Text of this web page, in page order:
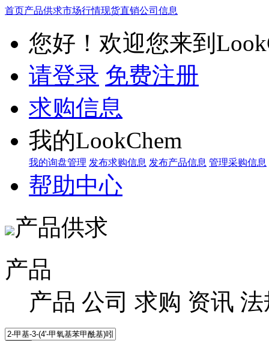
首页产品供求市场行情现货直销公司信息
您好！欢迎您来到
请登录 免费注册
求购信息
我的LookChem
我的询盘管理 发布求购信息 发布产品信息 管理采购信息
帮助中心
产品供求
产品
产品 公司 求购 资讯 法